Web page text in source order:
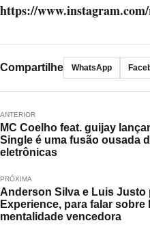
https://
Compartilhe WhatsApp
ANTERIOR
MC Coelho feat. guijay
Single é uma fusão ousada
eletrônicas
PRÓXIMA
Anderson Silva e Luis
Experience, para falar sobre
mentalidade vencedora